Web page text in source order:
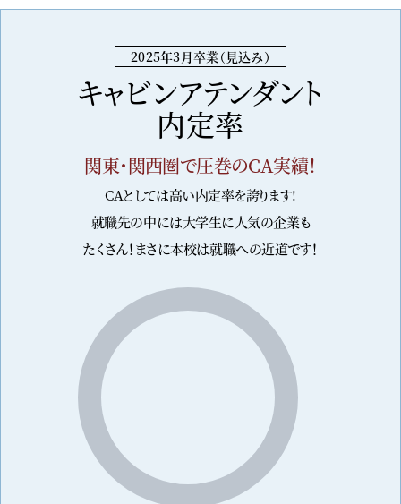
2025年3月卒業（見込み）
キャビンアテンダント
内定率
関東・関西圏で圧巻のCA実績！
CAとしては高い内定率を誇ります!
就職先の中には大学生に人気の企業も
たくさん！まさに本校は就職への近道です！